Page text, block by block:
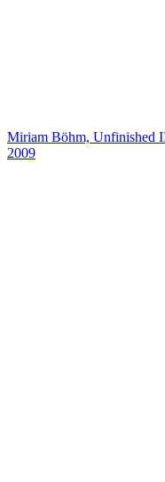
Miriam Böhm, Unfinished
2009